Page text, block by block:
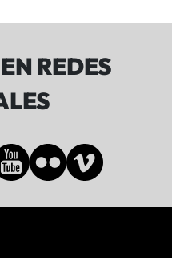
REDES